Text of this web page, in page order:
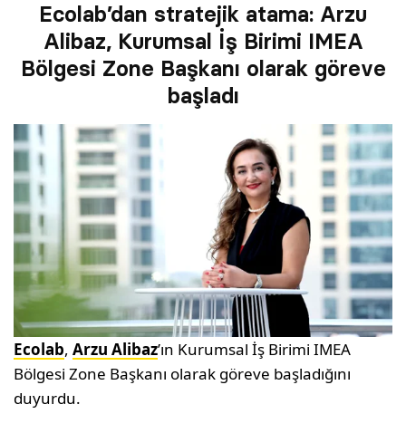
Ecolab’dan stratejik atama: Arzu
Alibaz, Kurumsal İş Birimi IMEA
Bölgesi Zone Başkanı olarak göreve
başladı
Ecolab,Arzu Alibaz’ın Kurumsal İş Birimi IMEA
Bölgesi Zone Başkanı olarak göreve başladığını
duyurdu.